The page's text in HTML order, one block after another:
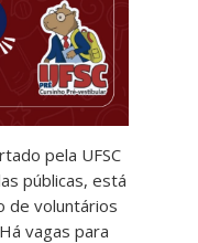
pela UFSC
públicas, está
de voluntários
vagas para